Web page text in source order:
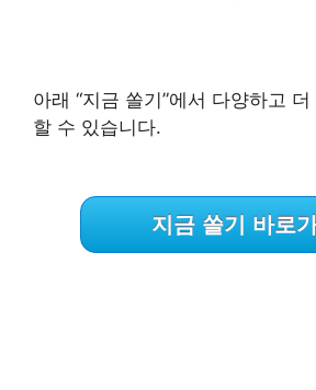
아래 “지금 쏠기”에서 다양하고
할 수 있습니다.
지금 쏠기 바로가